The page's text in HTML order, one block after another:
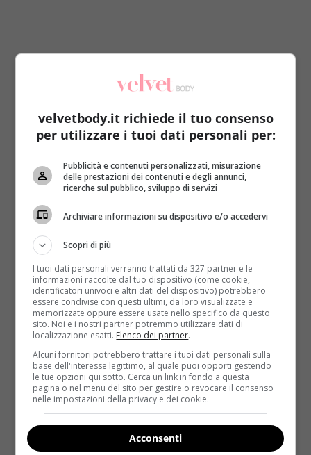
Ingredienti
Burro: 150 gr
Zucchero: 150 ml
Zucchero vanigliato: 2 cucchiai
Uovo: 1
Farina: 250 gr
Lievito: 2 cucchiai
Frutti di bosco: 250 gr
velvetbody.it richiede il tuo consenso
per utilizzare i tuoi dati personali per:
Pubblicità e contenuti personalizzati, misurazione
delle prestazioni dei contenuti e degli annunci,
ricerche sul pubblico, sviluppo di servizi
Archiviare informazioni su dispositivo e/o accedervi
Scopri di più
I tuoi dati personali verranno trattati da 327 partner e le
informazioni raccolte dal tuo dispositivo (come cookie,
identificatori univoci e altri dati del dispositivo) potrebbero
essere condivise con questi ultimi, da loro visualizzate e
memorizzate oppure essere usate nello specifico da questo
sito. Noi e i nostri partner potremmo utilizzare dati di
localizzazione esatti. Elenco dei partner.
Alcuni fornitori potrebbero trattare i tuoi dati personali sulla
base dell'interesse legittimo, al quale puoi opporti gestendo
le tue opzioni qui sotto. Cerca un link in fondo a questa
pagina o nel menu del sito per gestire o revocare il consenso
nelle impostazioni della privacy e dei cookie.
Acconsenti